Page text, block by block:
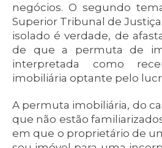
negócios. O segundo
Superior Tribunal de
isolado é verdade, de
de que a permuta de
interpretada como
imobiliária optante pelo
A permuta imobiliária, do
que não estão
em que o proprietário de